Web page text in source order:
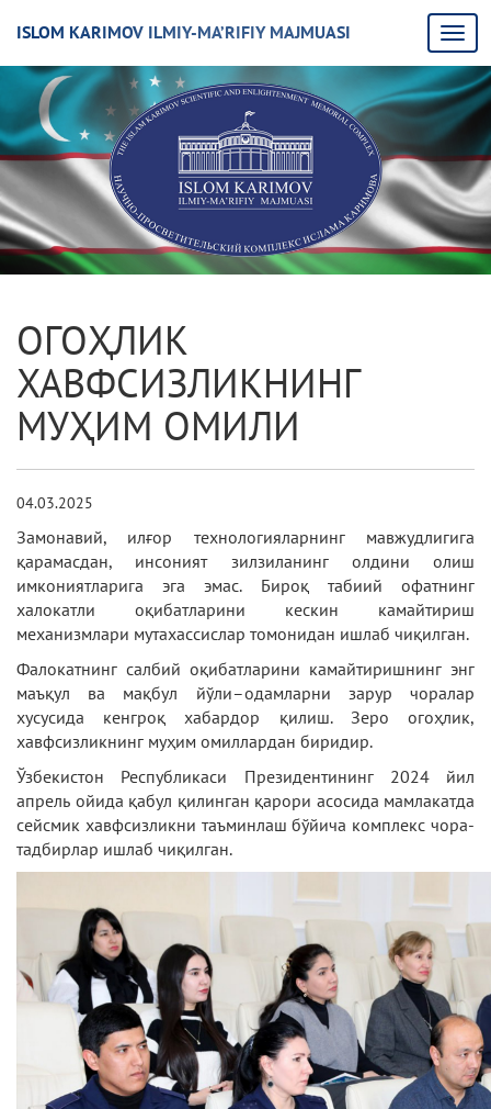
ISLOM KARIMOV ILMIY-MA’RIFIY MAJMUASI
ОГОҲЛИК
ХАВФСИЗЛИКНИНГ
МУҲИМ ОМИЛИ
04.03.2025
Замонавий, илғор технологияларнинг мавжудлигига
қарамасдан, инсоният зилзиланинг олдини олиш
имкониятларига эга эмас. Бироқ табиий офатнинг
халокатли оқибатларини кескин камайтириш
механизмлари мутахассислар томонидан ишлаб чиқилган.
Фалокатнинг салбий оқибатларини камайтиришнинг энг
маъқул ва мақбул йўли–одамларни зарур чоралар
хусусида кенгроқ хабардор қилиш. Зеро огоҳлик,
хавфсизликнинг муҳим омиллардан биридир.
Ўзбекистон Республикаси Президентининг 2024 йил
апрель ойида қабул қилинган қарори асосида мамлакатда
сейсмик хавфсизликни таъминлаш бўйича комплекс чора-
тадбирлар ишлаб чиқилган.